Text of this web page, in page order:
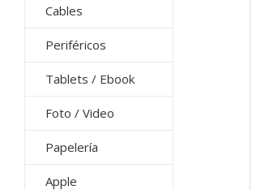
Cables
Periféricos
Tablets / Ebook
Foto / Video
Papelería
Apple